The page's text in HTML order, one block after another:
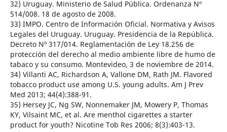
32) Uruguay. Ministerio de Salud Pública. Ordenanza Nº
514/008. 18 de agosto de 2008.
33) IMPO. Centro de Información Oficial. Normativa y Avisos
Legales del Uruguay. Uruguay. Presidencia de la República.
Decreto Nº 317/014. Reglamentación de Ley 18.256 de
protección del derecho al medio ambiente libre de humo de
tabaco y su consumo. Montevideo, 3 de noviembre de 2014.
34) Villanti AC, Richardson A, Vallone DM, Rath JM. Flavored
tobacco product use among U.S. young adults. Am J Prev
Med 2013; 44(4):388-91.
35) Hersey JC, Ng SW, Nonnemaker JM, Mowery P, Thomas
KY, Vilsaint MC, et al. Are menthol cigarettes a starter
product for youth? Nicotine Tob Res 2006; 8(3):403-13.